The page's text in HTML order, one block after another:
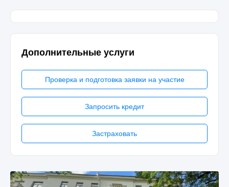
Дополнительные услуги
Проверка и подготовка заявки на участие
Запросить кредит
Застраховать